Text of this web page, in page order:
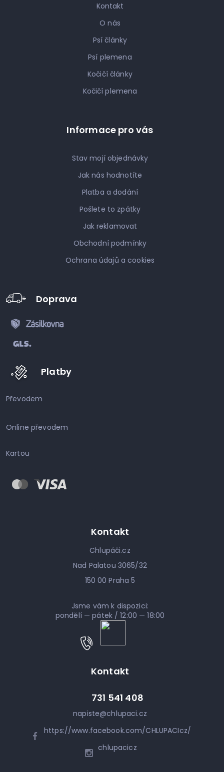
Kontakt
O nás
Psí články
Psí plemena
Kočičí články
Kočičí plemena
Informace pro vás
Stav mojí objednávky
Jak nás hodnotíte
Platba a dodání
Pošlete to zpátky
Jak reklamovat
Obchodní podmínky
Ochrana údajů a cookies
Doprava
Platby
Převodem
Online převodem
Kartou
Kontakt
Chlupáči.cz
Nad Palatou 3065/32
150 00 Praha 5
Jsme vám k dispozici:
pondělí — pátek / 12:00 — 18:00
Kontakt
napiste@chlupaci.cz
731 541 408
https://www.facebook.com/CHLUPACIcz/
chlupacicz